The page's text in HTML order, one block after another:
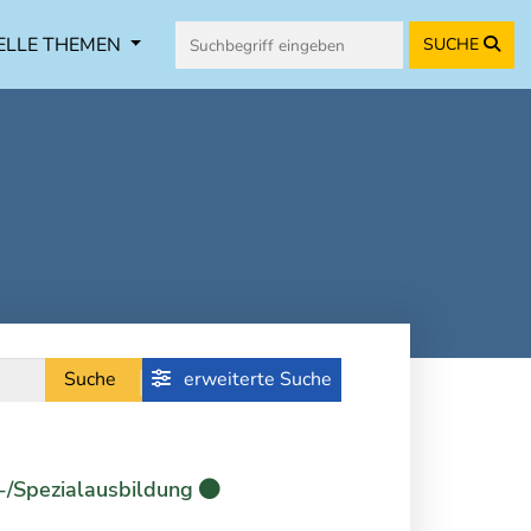
THEMEN SUCHE
Suche erweiterte Suche
Spezialausbildung